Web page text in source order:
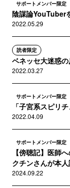
サポートメンバー限定
陰謀論YouTuber
2022.05.29
読者限定
ベネッセ大迷惑
2022.03.27
サポートメンバー限定
「子宮系スピリ
2022.04.09
サポートメンバー限定
【傍聴記】医師
クチンさんが本
2024.09.22